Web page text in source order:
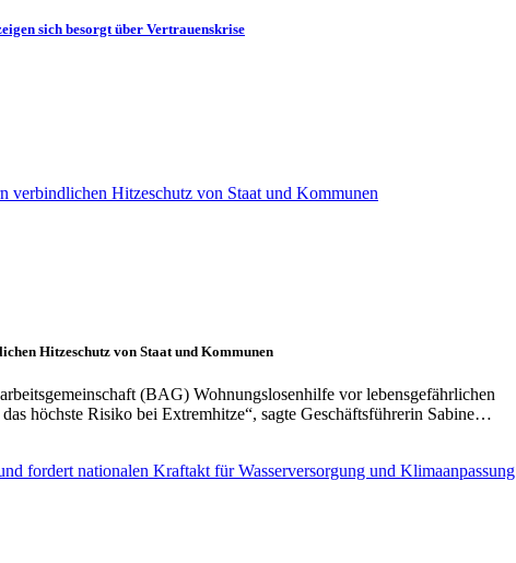
sich besorgt über Vertrauenskrise
Hitzeschutz von Staat und Kommunen
(BAG) Wohnungslosenhilfe vor lebensgefährlichen
höchste Risiko bei Extremhitze“, sagte Geschäftsführerin Sabine…